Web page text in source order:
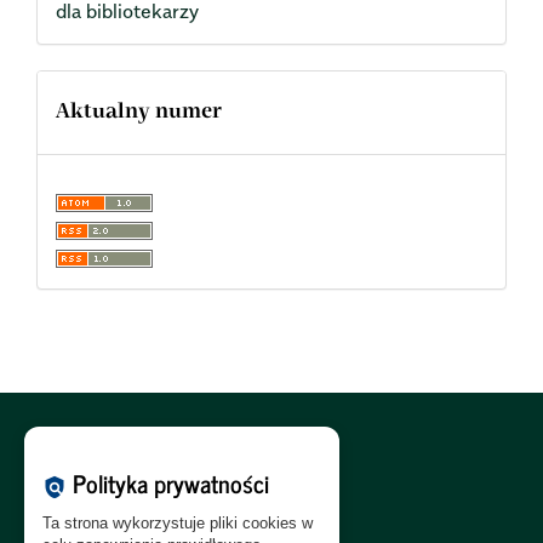
dla bibliotekarzy
Aktualny numer
Polityka Prywatności:PL
Polityka RODO:PL|EN
policy Polityka prywatności
Ta strona wykorzystuje pliki cookies w